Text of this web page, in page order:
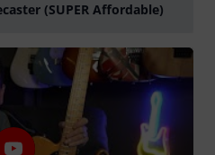
(SUPER Affordable)